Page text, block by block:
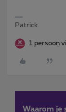
Patrick
1 persoon
Waarom je